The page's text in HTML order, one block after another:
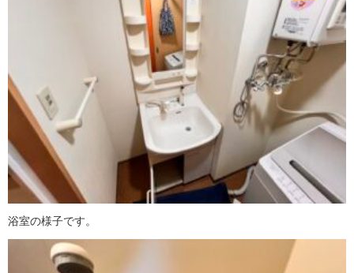
浴室の様子です。